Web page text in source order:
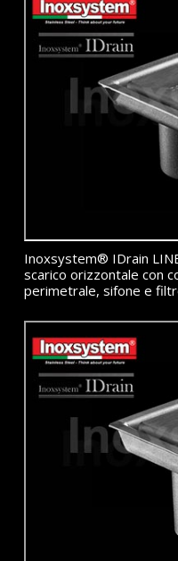
Inoxsystem® IDrain
scarico orizzontale con
perimetrale, sifone e